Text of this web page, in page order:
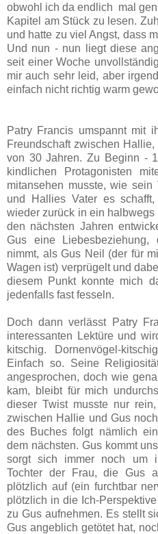
obwohl ich da endlich mal
Kapitel am Stück zu lesen.
und hatte zu viel Angst, dass
Und nun - nun liegt diese
seit einer Woche
mir auch sehr leid, aber
einfach nicht richtig warm
Patry Francis umspannt mit
Freundschaft zwischen
von 30 Jahren. Zu Beginn -
kindlichen Protagonisten
mitansehen musste, wie sein
und Hallies Vater es
wieder zurück in ein
den nächsten Jahren
Gus eine
nimmt, als Gus Neil (der für
Wagen ist) verprügelt und
diesem Punkt konnte mich
jedenfalls fast fesseln.
Doch dann verlässt Patry
interessanten Lektüre und
kitschig. Dornenvögel-
Einfach so. Seine
angesprochen, doch wie
kam, bleibt für mich
dieser Twist musste nur
zwischen Hallie und Gus
des Buches folgt nämlich
dem nächsten. Gus kommt
sorgt sich immer noch um
Tochter der Frau, die Gus
plötzlich auf (ein furchtbar
plötzlich in die Ich-
zu Gus aufnehmen. Es stellt
Gus angeblich getötet hat,